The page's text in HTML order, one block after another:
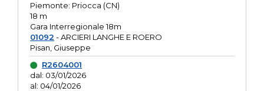
Piemonte: Priocca (CN)
18 m
Gara Interregionale 18m
01092 - ARCIERI LANGHE E ROERO
Pisan, Giuseppe
R2604001
dal: 03/01/2026
al: 04/01/2026